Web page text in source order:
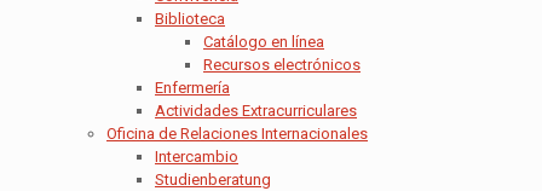
Biblioteca
Catálogo en línea
Recursos electrónicos
Enfermería
Actividades Extracurriculares
Oficina de Relaciones Internacionales
Intercambio
Studienberatung